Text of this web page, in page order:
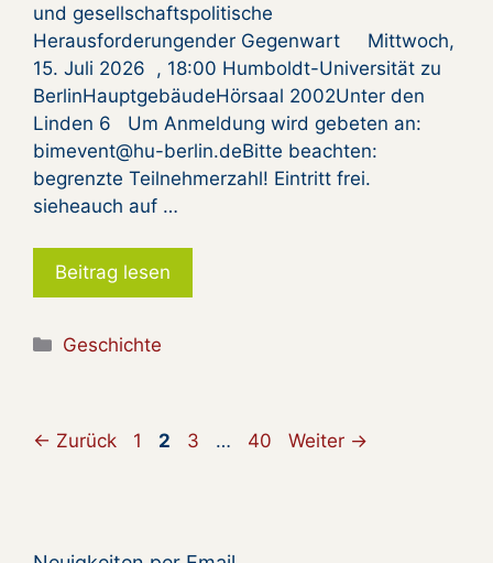
und gesellschaftspolitische
Herausforderungender Gegenwart Mittwoch,
15. Juli 2026 , 18:00 Humboldt-Universität zu
BerlinHauptgebäudeHörsaal 2002Unter den
Linden 6 Um Anmeldung wird gebeten an:
bimevent@hu-berlin.deBitte beachten:
begrenzte Teilnehmerzahl! Eintritt frei.
sieheauch auf …
Beitrag lesen
Kategorien
Geschichte
← Zurück Seite
1 Seite
2 Seite
3 … Seite
40 Weiter →